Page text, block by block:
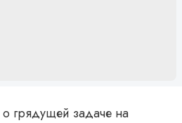
грядущей задаче на